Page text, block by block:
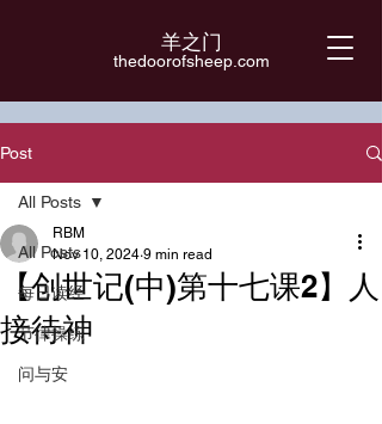
羊之门
​thedoorofsheep.com
Post
All Posts
每日读经
节律操练
问与安
All Posts
【创世记(中)第十七课2】人
接待神
RBM
Nov 10, 2024 9 min read